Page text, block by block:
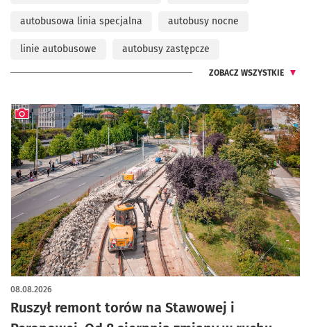
autobusowa linia specjalna autobusy nocne
linie autobusowe autobusy zastępcze
ZOBACZ WSZYSTKIE
Ruszył remont torów na Stawowej i
08.08.2026
artykuł z galerią zdjęć